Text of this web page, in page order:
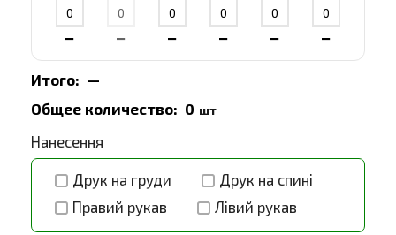
− − − − − −
Итого: —
Общее количество: 0 шт
Нанесення
Друк на груди
Друк на спині
Правий рукав
Лівий рукав